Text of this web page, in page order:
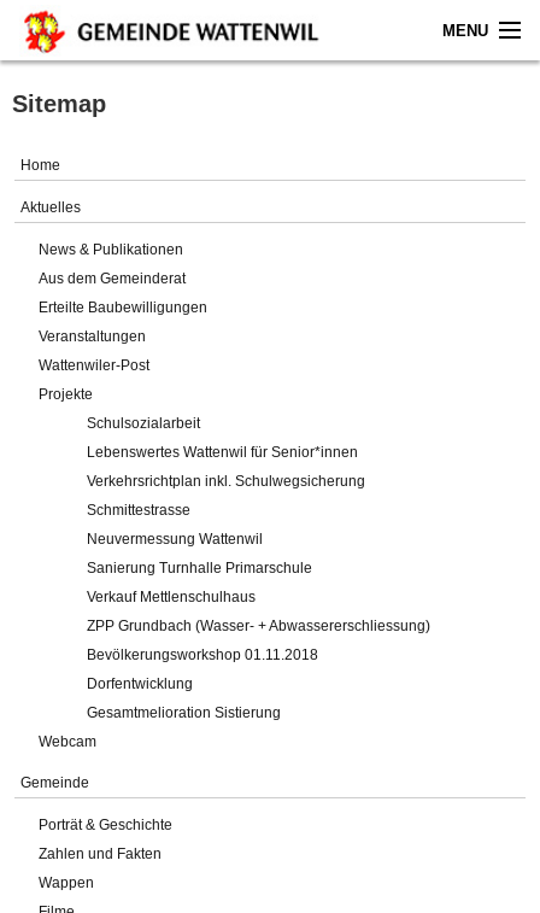
MENU
Home
Gemeinde
Verwaltung
Online-Service
Impressum
Sitemap
Home
Aktuelles
News & Publikationen
Aus dem Gemeinderat
Erteilte Baubewilligungen
Veranstaltungen
Wattenwiler-Post
Projekte
Schulsozialarbeit
Lebenswertes Wattenwil für Senior*innen
Verkehrsrichtplan inkl. Schulwegsicherung
Schmittestrasse
Neuvermessung Wattenwil
Sanierung Turnhalle Primarschule
Verkauf Mettlenschulhaus
ZPP Grundbach (Wasser- + Abwassererschliessung)
Bevölkerungsworkshop 01.11.2018
Dorfentwicklung
Gesamtmelioration Sistierung
Webcam
Gemeinde
Porträt & Geschichte
Zahlen und Fakten
Wappen